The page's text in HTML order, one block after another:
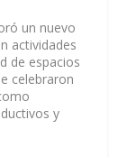
un nuevo
actividades
de espacios
celebraron
y